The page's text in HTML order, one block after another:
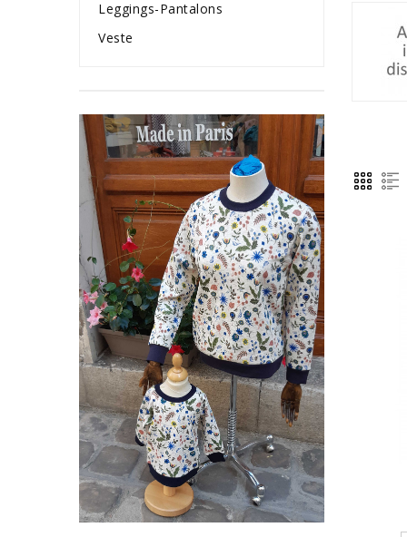
Leggings-Pantalons
Veste